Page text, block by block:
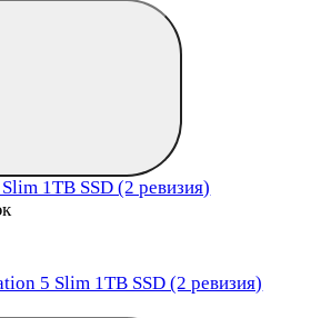
5 Slim 1TB SSD (2 ревизия)